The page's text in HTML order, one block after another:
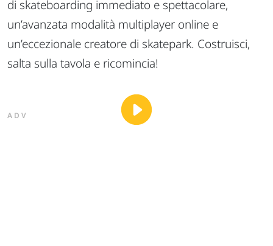
di skateboarding immediato e spettacolare,
un’avanzata modalità multiplayer online e
un’eccezionale creatore di skatepark. Costruisci,
salta sulla tavola e ricomincia!
ADV